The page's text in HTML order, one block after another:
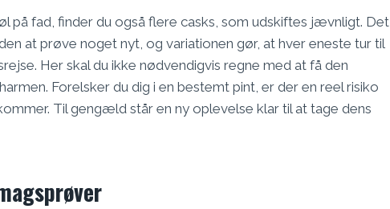
på fad, finder du også flere casks, som udskiftes jævnligt. Det
at prøve noget nyt, og variationen gør, at hver eneste tur til
Her skal du ikke nødvendigvis regne med at få den
Forelsker du dig i en bestemt pint, er der en reel risiko
Til gengæld står en ny oplevelse klar til at tage dens